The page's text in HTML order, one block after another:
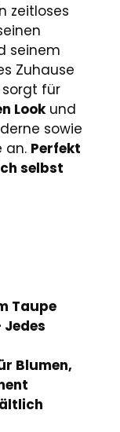
zeitloses
seinem
Zuhause
sorgt für
Lookund
sowie
an. Perfekt
selbst
Taupe
Jedes
Blumen,